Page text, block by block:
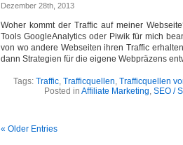
Dezember 28th, 2013
Woher kommt der Traffic auf meiner
Tools GoogleAnalytics oder Piwik für mich
von wo andere Webseiten ihren Traffic
dann Strategien für die eigene Webpräzens
Tags: Traffic, Trafficquellen, Trafficquellen
Posted in Affiliate Marketing, SEO /
« Older Entries